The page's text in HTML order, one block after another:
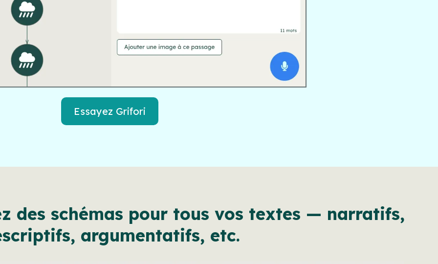
Essayez Grifori
des schémas pour tous vos textes — narratifs,
argumentatifs, etc.